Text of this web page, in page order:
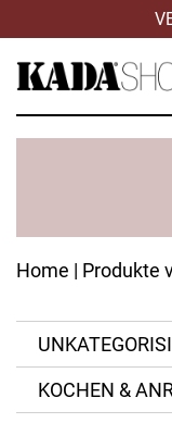
Home | Produkte
KOCHEN &
Husqvarna
Kada